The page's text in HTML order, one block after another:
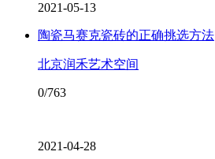
2021-05-13
陶瓷马赛克瓷砖的正确挑选方法
北京润禾艺术空间
0/763
2021-04-28